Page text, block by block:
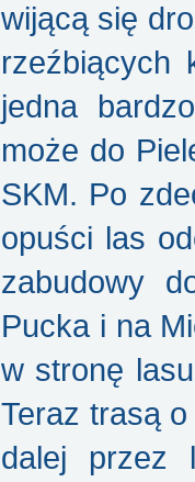
wijącą się
rzeźbiących
jedna
może do
SKM. Po
opuści las
zabudowy
Pucka i na
w stronę
Teraz trasą
dalej